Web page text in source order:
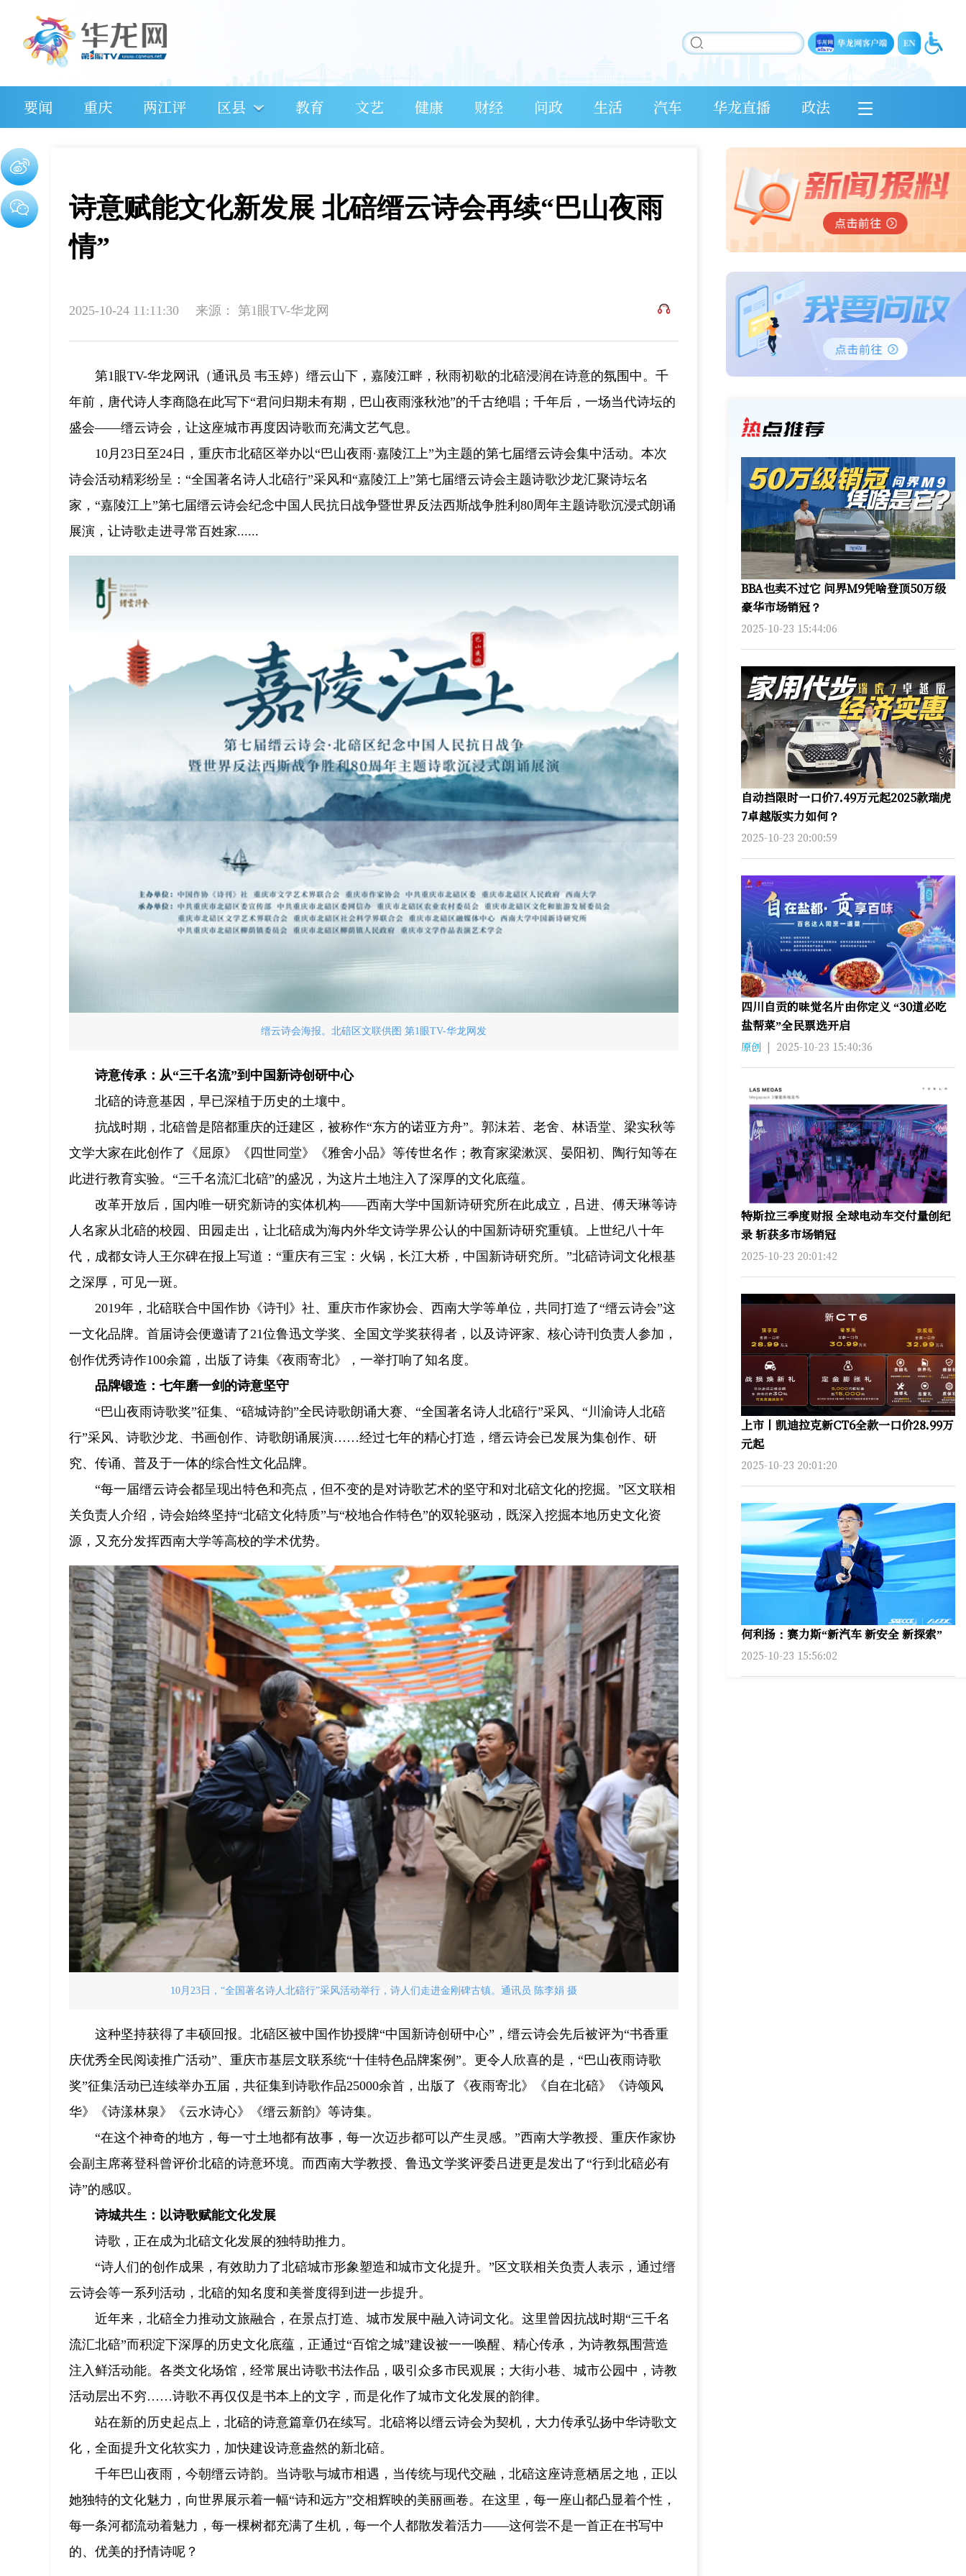
要闻 重庆 两江评 区县 教育 文艺 健康 财经 问政 生活 汽车 华龙直播 政法
诗意赋能文化新发展 北碚缙云诗会再续“巴山夜雨
情”
2025-10-24 11:11:30 来源： 第1眼TV-华龙网
第1眼TV-华龙网讯（通讯员 韦玉婷）缙云山下，嘉陵江畔，秋雨初歇的北碚浸润在诗意的氛围中。千
年前，唐代诗人李商隐在此写下“君问归期未有期，巴山夜雨涨秋池”的千古绝唱；千年后，一场当代诗坛的
盛会——缙云诗会，让这座城市再度因诗歌而充满文艺气息。
10月23日至24日，重庆市北碚区举办以“巴山夜雨·嘉陵江上”为主题的第七届缙云诗会集中活动。本次
诗会活动精彩纷呈：“全国著名诗人北碚行”采风和“嘉陵江上”第七届缙云诗会主题诗歌沙龙汇聚诗坛名
家，“嘉陵江上”第七届缙云诗会纪念中国人民抗日战争暨世界反法西斯战争胜利80周年主题诗歌沉浸式朗诵
展演，让诗歌走进寻常百姓家......
缙云诗会海报。北碚区文联供图 第1眼TV-华龙网发
诗意传承：从“三千名流”到中国新诗创研中心
北碚的诗意基因，早已深植于历史的土壤中。
抗战时期，北碚曾是陪都重庆的迁建区，被称作“东方的诺亚方舟”。郭沫若、老舍、林语堂、梁实秋等
文学大家在此创作了《屈原》《四世同堂》《雅舍小品》等传世名作；教育家梁漱溟、晏阳初、陶行知等在
此进行教育实验。“三千名流汇北碚”的盛况，为这片土地注入了深厚的文化底蕴。
改革开放后，国内唯一研究新诗的实体机构——西南大学中国新诗研究所在此成立，吕进、傅天琳等诗
人名家从北碚的校园、田园走出，让北碚成为海内外华文诗学界公认的中国新诗研究重镇。上世纪八十年
代，成都女诗人王尔碑在报上写道：“重庆有三宝：火锅，长江大桥，中国新诗研究所。”北碚诗词文化根基
之深厚，可见一斑。
2019年，北碚联合中国作协《诗刊》社、重庆市作家协会、西南大学等单位，共同打造了“缙云诗会”这
一文化品牌。首届诗会便邀请了21位鲁迅文学奖、全国文学奖获得者，以及诗评家、核心诗刊负责人参加，
创作优秀诗作100余篇，出版了诗集《夜雨寄北》，一举打响了知名度。
品牌锻造：七年磨一剑的诗意坚守
“巴山夜雨诗歌奖”征集、“碚城诗韵”全民诗歌朗诵大赛、“全国著名诗人北碚行”采风、“川渝诗人北碚
行”采风、诗歌沙龙、书画创作、诗歌朗诵展演……经过七年的精心打造，缙云诗会已发展为集创作、研
究、传诵、普及于一体的综合性文化品牌。
“每一届缙云诗会都呈现出特色和亮点，但不变的是对诗歌艺术的坚守和对北碚文化的挖掘。”区文联相
关负责人介绍，诗会始终坚持“北碚文化特质”与“校地合作特色”的双轮驱动，既深入挖掘本地历史文化资
源，又充分发挥西南大学等高校的学术优势。
10月23日，“全国著名诗人北碚行”采风活动举行，诗人们走进金刚碑古镇。通讯员 陈李娟 摄
这种坚持获得了丰硕回报。北碚区被中国作协授牌“中国新诗创研中心”，缙云诗会先后被评为“书香重
庆优秀全民阅读推广活动”、重庆市基层文联系统“十佳特色品牌案例”。更令人欣喜的是，“巴山夜雨诗歌
奖”征集活动已连续举办五届，共征集到诗歌作品25000余首，出版了《夜雨寄北》《自在北碚》《诗颂风
华》《诗漾林泉》《云水诗心》《缙云新韵》等诗集。
“在这个神奇的地方，每一寸土地都有故事，每一次迈步都可以产生灵感。”西南大学教授、重庆作家协
会副主席蒋登科曾评价北碚的诗意环境。而西南大学教授、鲁迅文学奖评委吕进更是发出了“行到北碚必有
诗”的感叹。
诗城共生：以诗歌赋能文化发展
诗歌，正在成为北碚文化发展的独特助推力。
“诗人们的创作成果，有效助力了北碚城市形象塑造和城市文化提升。”区文联相关负责人表示，通过缙
云诗会等一系列活动，北碚的知名度和美誉度得到进一步提升。
近年来，北碚全力推动文旅融合，在景点打造、城市发展中融入诗词文化。这里曾因抗战时期“三千名
流汇北碚”而积淀下深厚的历史文化底蕴，正通过“百馆之城”建设被一一唤醒、精心传承，为诗教氛围营造
注入鲜活动能。各类文化场馆，经常展出诗歌书法作品，吸引众多市民观展；大街小巷、城市公园中，诗教
活动层出不穷……诗歌不再仅仅是书本上的文字，而是化作了城市文化发展的韵律。
站在新的历史起点上，北碚的诗意篇章仍在续写。北碚将以缙云诗会为契机，大力传承弘扬中华诗歌文
化，全面提升文化软实力，加快建设诗意盎然的新北碚。
千年巴山夜雨，今朝缙云诗韵。当诗歌与城市相遇，当传统与现代交融，北碚这座诗意栖居之地，正以
她独特的文化魅力，向世界展示着一幅“诗和远方”交相辉映的美丽画卷。在这里，每一座山都凸显着个性，
每一条河都流动着魅力，每一棵树都充满了生机，每一个人都散发着活力——这何尝不是一首正在书写中
的、优美的抒情诗呢？
BBA也卖不过它 问界M9凭啥登顶50万级
豪华市场销冠？
2025-10-23 15:44:06
自动挡限时一口价7.49万元起2025款瑞虎
7卓越版实力如何？
2025-10-23 20:00:59
四川自贡的味觉名片由你定义 “30道必吃
盐帮菜”全民票选开启
原创 | 2025-10-23 15:40:36
特斯拉三季度财报 全球电动车交付量创纪
录 斩获多市场销冠
2025-10-23 20:01:42
上市丨凯迪拉克新CT6全款一口价28.99万
元起
2025-10-23 20:01:20
何利扬：赛力斯“新汽车 新安全 新探索”
2025-10-23 15:56:02